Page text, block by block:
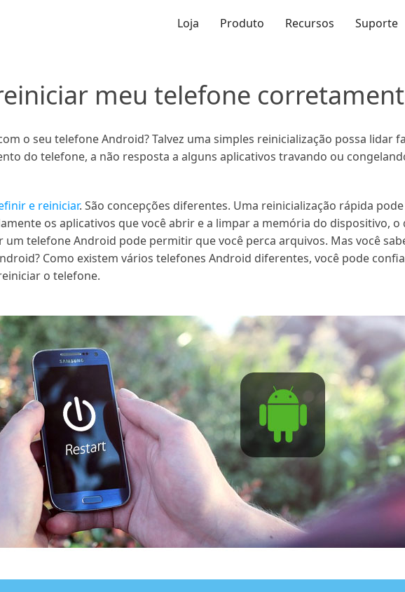
Loja Produto Recursos Suporte
meu telefone
o seu telefone Android? Talvez uma simples reinicialização possa lidar
do telefone, a não resposta a alguns aplicativos travando ou
e reiniciar. São concepções diferentes. Uma reinicialização rápida
os aplicativos que você abrir e a limpar a memória do dispositivo, o
telefone Android pode permitir que você perca arquivos. Mas você
Como existem vários telefones Android diferentes, você pode
o telefone.